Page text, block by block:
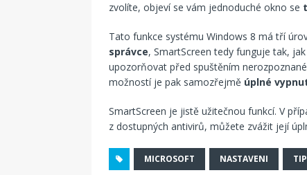
zvolíte, objeví se vám jednoduché okno se
Tato funkce systému Windows 8 má tří
správce, SmartScreen tedy funguje tak,
upozorňovat před spuštěním
možností je pak samozřejmě úplné
SmartScreen je jistě užitečnou funkcí. V
z dostupných antivirů, můžete zvážit její
MICROSOFT NASTAVENI